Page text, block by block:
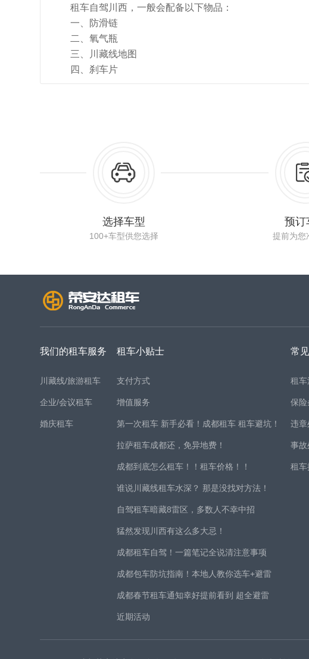
租车自驾川西，一般会配备以下物品：
一、防滑链
二、氧气瓶
三、川藏线地图
四、刹车片
选择车型
100+车型供您选择
预订
提前为您
我们的租车服务
川藏线/旅游租车
企业/会议租车
婚庆租车
租车小贴士
支付方式
增值服务
第一次租车 新手必看！成都租车 租车避坑！
拉萨租车成都还，免异地费！
成都到底怎么租车！！租车价格！！
谁说川藏线租车水深？ 那是没找对方法！
自驾租车暗藏8雷区，多数人不幸中招
猛然发现川西有这么多大忌！
成都租车自驾！一篇笔记全说清注意事项
成都包车防坑指南！本地人教你选车+避雷
成都春节租车通知幸好提前看到 超全避雷
近期活动
常
租车
保险
违章
事故
租车